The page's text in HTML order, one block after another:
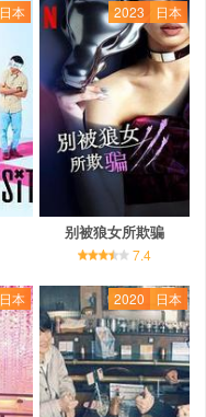
日本 2023 日本
别被狼女所欺骗
7.4
日本 2020 日本